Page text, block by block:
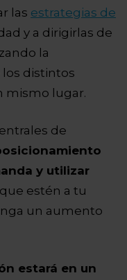
las estrategias de
y a dirigirlas de
la
distintos
mismo lugar.
de
y utilizar
que estén a tu
un aumento
estará en un